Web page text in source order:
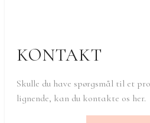
KONTAKT
Skulle du have spørgsmål til et
lignende, kan du kontakte os her.